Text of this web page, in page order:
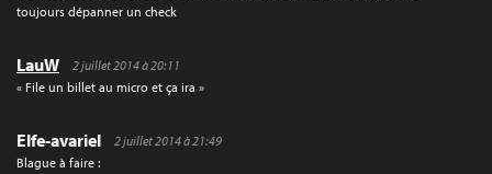
toujours dépanner un check
LauW
2 juillet 2014 à 20:11
« File un billet au micro et ça ira »
Elfe-avariel
2 juillet 2014 à 21:49
Blague à faire :